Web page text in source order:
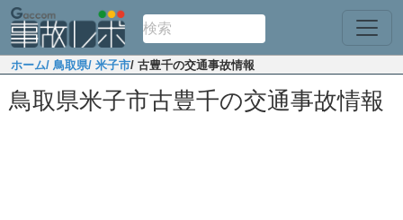
ホーム/ 鳥取県/ 米子市/ 古豊千の交通事故情報
鳥取県米子市古豊千の交通事故情報